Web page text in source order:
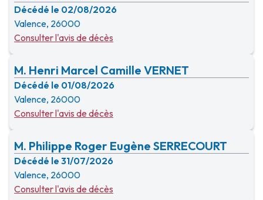
Décédé le 02/08/2026
Valence, 26000
Consulter l'avis de décès
M. Henri Marcel Camille VERNET
Décédé le 01/08/2026
Valence, 26000
Consulter l'avis de décès
M. Philippe Roger Eugène SERRECOURT
Décédé le 31/07/2026
Valence, 26000
Consulter l'avis de décès